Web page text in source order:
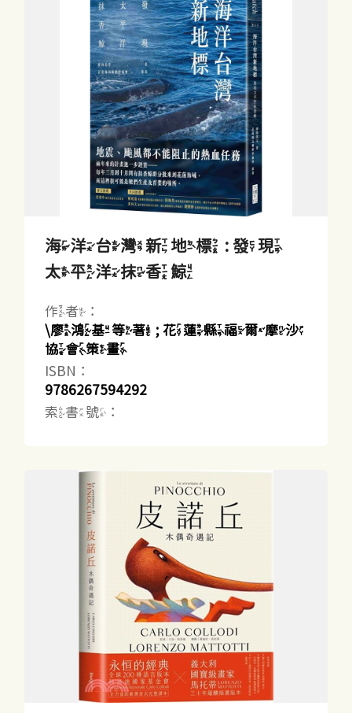
海洋台灣新地標 : 發現
太平洋抹香鯨
作者：
\廖鴻基等著 ; 花蓮縣福爾摩沙
協會策畫
ISBN：
9786267594292
索書號：